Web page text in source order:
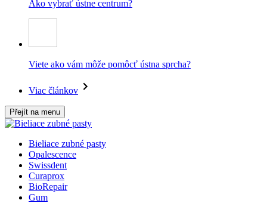
Ako vybrať ústne centrum?
Viete ako vám môže pomôcť ústna sprcha?
Viac článkov
Přejít na menu
Bieliace zubné pasty
Opalescence
Swissdent
Curaprox
BioRepair
Gum